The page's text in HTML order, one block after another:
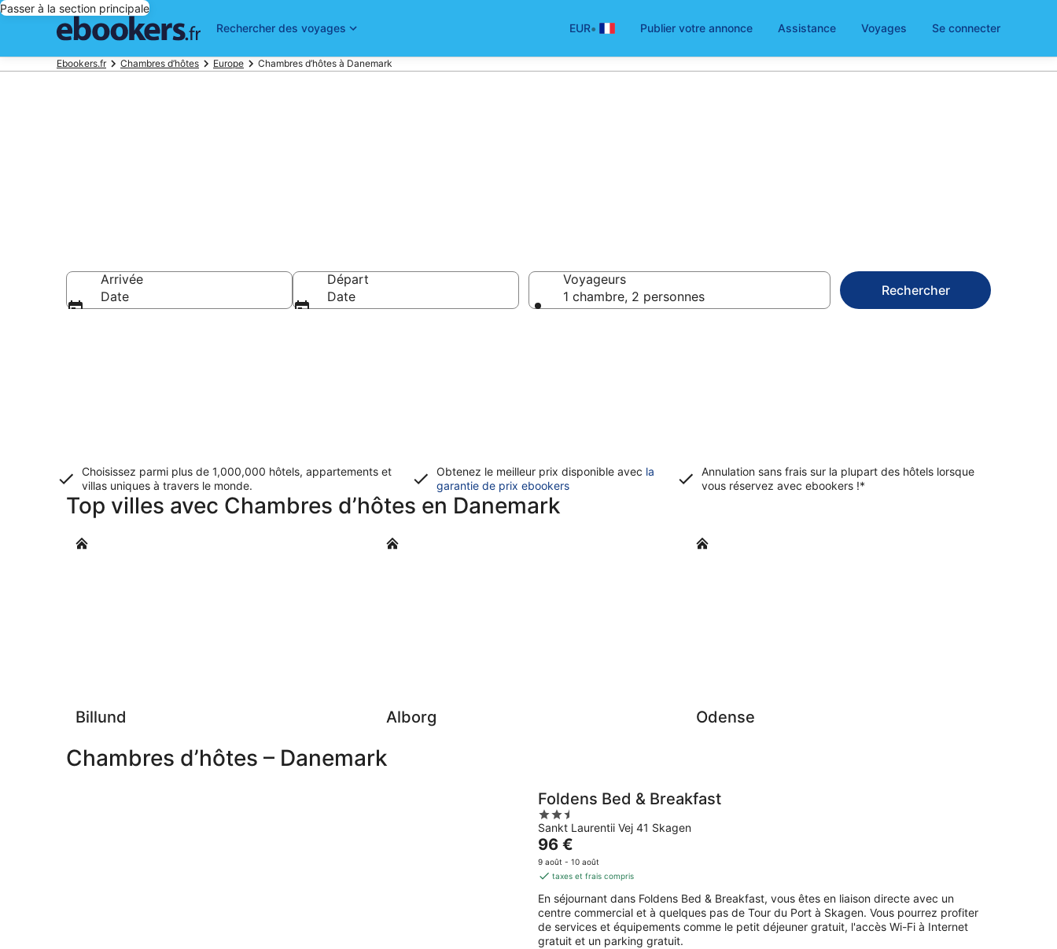
Passer à la section principale
Rechercher des voyages
EUR• Publier votre annonce Assistance Voyages Se connecter
Ebookers.fr Chambres d’hôtes Europe Chambres d’hôtes à Danemark
Arrivée
Date
Départ
Date
Voyageurs
1 chambre, 2 personnes
Rechercher
Choisissez parmi plus de 1,000,000 hôtels, appartements et
villas uniques à travers le monde.
Obtenez le meilleur prix disponible avec la
garantie de prix ebookersS’ouvre
Annulation sans frais sur la plupart des hôtels lorsque
vous réservez avec ebookers !*
Top villes avec Chambres d’hôtes en Danemark
Billund
Billund
Alborg
Alborg
Odense
Odense
Chambres d’hôtes – Danemark
Foldens Bed & Breakfast
2.5
out
of
5
Sankt Laurentii Vej 41 Skagen
Le
prix
est
96 €
par
nuit
96 €
9 août - 10 août
taxes et frais compris
En séjournant dans Foldens Bed & Breakfast, vous êtes en liaison directe avec un
centre commercial et à quelques pas de Tour du Port à Skagen. Vous pourrez profiter
de services et équipements comme le petit déjeuner gratuit, l'accès Wi-Fi à Internet
gratuit et un parking gratuit.